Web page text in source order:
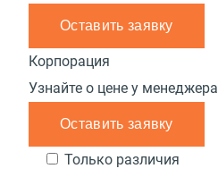
Оставить заявку
Корпорация
Узнайте о цене у менеджера
Оставить заявку
Только различия